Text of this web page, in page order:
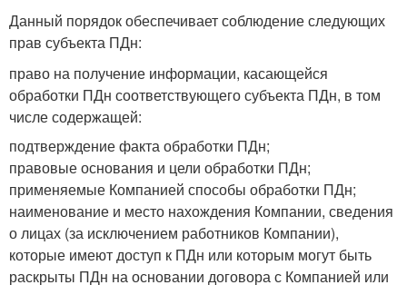
Данный порядок обеспечивает соблюдение следующих
прав субъекта ПДн:
право на получение информации, касающейся
обработки ПДн соответствующего субъекта ПДн, в том
числе содержащей:
подтверждение факта обработки ПДн;
правовые основания и цели обработки ПДн;
применяемые Компанией способы обработки ПДн;
наименование и место нахождения Компании, сведения
о лицах (за исключением работников Компании),
которые имеют доступ к ПДн или которым могут быть
раскрыты ПДн на основании договора с Компанией или